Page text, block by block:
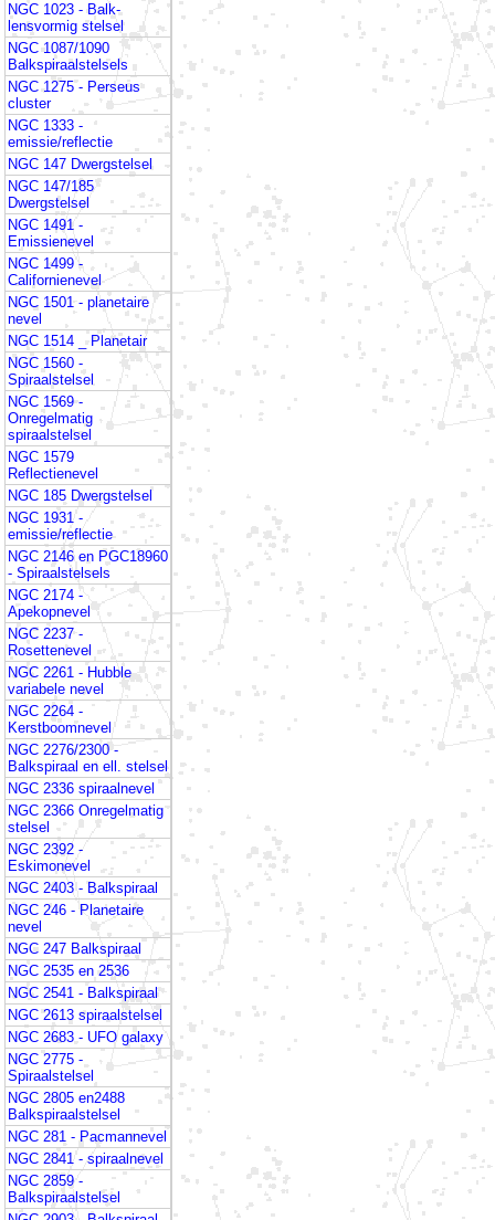
NGC 1023 - Balk-
lensvormig stelsel
NGC 1087/1090
Balkspiraalstelsels
NGC 1275 - Perseus
cluster
NGC 1333 -
emissie/reflectie
NGC 147 Dwergstelsel
NGC 147/185
Dwergstelsel
NGC 1491 -
Emissienevel
NGC 1499 -
Californienevel
NGC 1501 - planetaire
nevel
NGC 1514 _ Planetair
NGC 1560 -
Spiraalstelsel
NGC 1569 -
Onregelmatig
spiraalstelsel
NGC 1579
Reflectienevel
NGC 185 Dwergstelsel
NGC 1931 -
emissie/reflectie
NGC 2146 en PGC18960
- Spiraalstelsels
NGC 2174 -
Apekopnevel
NGC 2237 -
Rosettenevel
NGC 2261 - Hubble
variabele nevel
NGC 2264 -
Kerstboomnevel
NGC 2276/2300 -
Balkspiraal en ell. stelsel
NGC 2336 spiraalnevel
NGC 2366 Onregelmatig
stelsel
NGC 2392 -
Eskimonevel
NGC 2403 - Balkspiraal
NGC 246 - Planetaire
nevel
NGC 247 Balkspiraal
NGC 2535 en 2536
NGC 2541 - Balkspiraal
NGC 2613 spiraalstelsel
NGC 2683 - UFO galaxy
NGC 2775 -
Spiraalstelsel
NGC 2805 en2488
Balkspiraalstelsel
NGC 281 - Pacmannevel
NGC 2841 - spiraalnevel
NGC 2859 -
Balkspiraalstelsel